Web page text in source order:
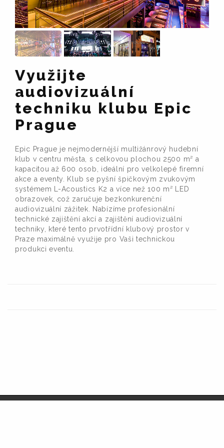
Využijte
audiovizuální
techniku klubu Epic
Prague
Epic Prague je nejmodernější multižánrový hudební
klub v centru města, s celkovou plochou 2500 m² a
kapacitou až 600 osob, ideální pro velkolepé firemní
akce a eventy. Klub se pyšní špičkovým zvukovým
systémem L-Acoustics K2 a více než 100 m² LED
obrazovek, což zaručuje bezkonkurenční
audiovizuální zážitek. Nabízíme profesionální
technické zajištění akcí a zajištění audiovizuální
techniky, které tento prvotřídní klubový prostor v
Praze maximálně využije pro Vaši technickou
produkci eventu.